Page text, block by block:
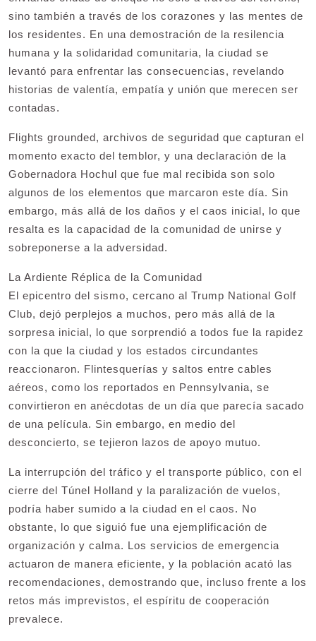
sino también a través de los corazones y las mentes de
los residentes. En una demostración de la resilencia
humana y la solidaridad comunitaria, la ciudad se
levantó para enfrentar las consecuencias, revelando
historias de valentía, empatía y unión que merecen ser
contadas.
Flights grounded, archivos de seguridad que capturan el
momento exacto del temblor, y una declaración de la
Gobernadora Hochul que fue mal recibida son solo
algunos de los elementos que marcaron este día. Sin
embargo, más allá de los daños y el caos inicial, lo que
resalta es la capacidad de la comunidad de unirse y
sobreponerse a la adversidad.
La Ardiente Réplica de la Comunidad
El epicentro del sismo, cercano al Trump National Golf
Club, dejó perplejos a muchos, pero más allá de la
sorpresa inicial, lo que sorprendió a todos fue la rapidez
con la que la ciudad y los estados circundantes
reaccionaron. Flintesquerías y saltos entre cables
aéreos, como los reportados en Pennsylvania, se
convirtieron en anécdotas de un día que parecía sacado
de una película. Sin embargo, en medio del
desconcierto, se tejieron lazos de apoyo mutuo.
La interrupción del tráfico y el transporte público, con el
cierre del Túnel Holland y la paralización de vuelos,
podría haber sumido a la ciudad en el caos. No
obstante, lo que siguió fue una ejemplificación de
organización y calma. Los servicios de emergencia
actuaron de manera eficiente, y la población acató las
recomendaciones, demostrando que, incluso frente a los
retos más imprevistos, el espíritu de cooperación
prevalece.